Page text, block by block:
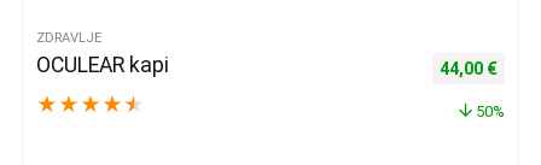
ZDRAVLJE
OCULEAR kapi
★ ★ ★ ★ ★
Izvorna
44,00 €
50%